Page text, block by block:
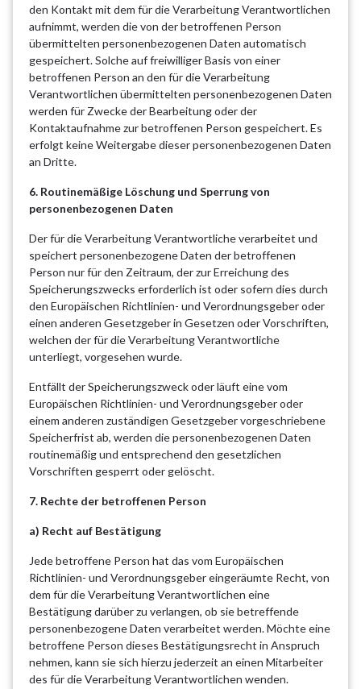
den Kontakt mit dem für die Verarbeitung Verantwortlichen
aufnimmt, werden die von der betroffenen Person
übermittelten personenbezogenen Daten automatisch
gespeichert. Solche auf freiwilliger Basis von einer
betroffenen Person an den für die Verarbeitung
Verantwortlichen übermittelten personenbezogenen Daten
werden für Zwecke der Bearbeitung oder der
Kontaktaufnahme zur betroffenen Person gespeichert. Es
erfolgt keine Weitergabe dieser personenbezogenen Daten
an Dritte.
6. Routinemäßige Löschung und Sperrung von
personenbezogenen Daten
Der für die Verarbeitung Verantwortliche verarbeitet und
speichert personenbezogene Daten der betroffenen
Person nur für den Zeitraum, der zur Erreichung des
Speicherungszwecks erforderlich ist oder sofern dies durch
den Europäischen Richtlinien- und Verordnungsgeber oder
einen anderen Gesetzgeber in Gesetzen oder Vorschriften,
welchen der für die Verarbeitung Verantwortliche
unterliegt, vorgesehen wurde.
Entfällt der Speicherungszweck oder läuft eine vom
Europäischen Richtlinien- und Verordnungsgeber oder
einem anderen zuständigen Gesetzgeber vorgeschriebene
Speicherfrist ab, werden die personenbezogenen Daten
routinemäßig und entsprechend den gesetzlichen
Vorschriften gesperrt oder gelöscht.
7. Rechte der betroffenen Person
a) Recht auf Bestätigung
Jede betroffene Person hat das vom Europäischen
Richtlinien- und Verordnungsgeber eingeräumte Recht, von
dem für die Verarbeitung Verantwortlichen eine
Bestätigung darüber zu verlangen, ob sie betreffende
personenbezogene Daten verarbeitet werden. Möchte eine
betroffene Person dieses Bestätigungsrecht in Anspruch
nehmen, kann sie sich hierzu jederzeit an einen Mitarbeiter
des für die Verarbeitung Verantwortlichen wenden.